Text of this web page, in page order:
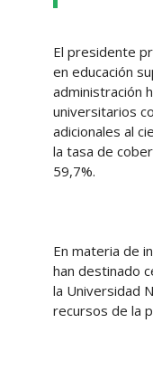
El presidente
en educación
administración
universitarios
adicionales al
la tasa de
59,7%.
En materia de
han destinado
la Universidad
recursos de la